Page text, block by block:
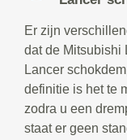
Er zijn
dat de Mitsubishi
Lancer
definitie is het te
zodra u een
staat er geen